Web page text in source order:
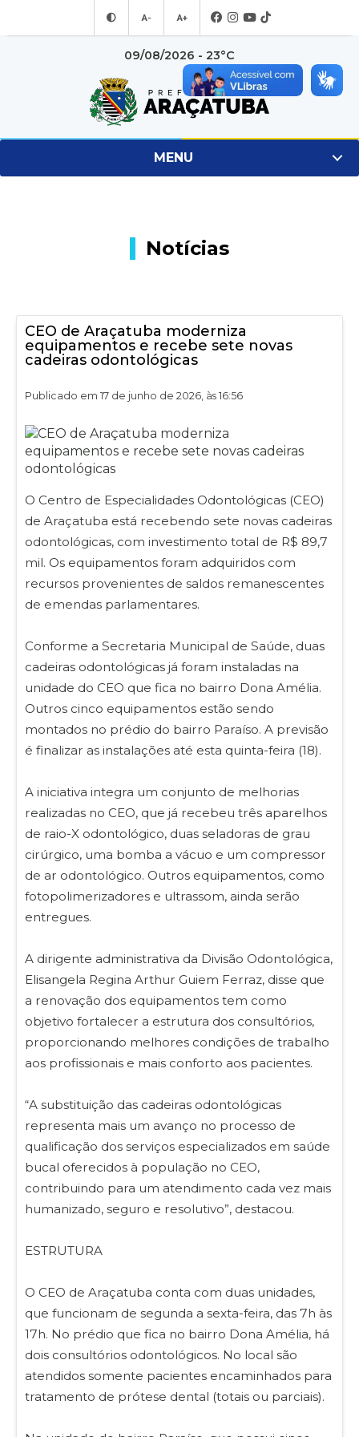
A- A+
09/08/2026 - 23°C
MENU
Notícias
CEO de Araçatuba moderniza
equipamentos e recebe sete novas
cadeiras odontológicas
Publicado em 17 de junho de 2026, às 16:56
O Centro de Especialidades Odontológicas (CEO)
de Araçatuba está recebendo sete novas cadeiras
odontológicas, com investimento total de R$ 89,7
mil. Os equipamentos foram adquiridos com
recursos provenientes de saldos remanescentes
de emendas parlamentares.
Conforme a Secretaria Municipal de Saúde, duas
cadeiras odontológicas já foram instaladas na
unidade do CEO que fica no bairro Dona Amélia.
Outros cinco equipamentos estão sendo
montados no prédio do bairro Paraíso. A previsão
é finalizar as instalações até esta quinta-feira (18).
A iniciativa integra um conjunto de melhorias
realizadas no CEO, que já recebeu três aparelhos
de raio-X odontológico, duas seladoras de grau
cirúrgico, uma bomba a vácuo e um compressor
de ar odontológico. Outros equipamentos, como
fotopolimerizadores e ultrassom, ainda serão
entregues.
A dirigente administrativa da Divisão Odontológica,
Elisangela Regina Arthur Guiem Ferraz, disse que
a renovação dos equipamentos tem como
objetivo fortalecer a estrutura dos consultórios,
proporcionando melhores condições de trabalho
aos profissionais e mais conforto aos pacientes.
“A substituição das cadeiras odontológicas
representa mais um avanço no processo de
qualificação dos serviços especializados em saúde
bucal oferecidos à população no CEO,
contribuindo para um atendimento cada vez mais
humanizado, seguro e resolutivo”, destacou.
ESTRUTURA
O CEO de Araçatuba conta com duas unidades,
que funcionam de segunda a sexta-feira, das 7h às
17h. No prédio que fica no bairro Dona Amélia, há
dois consultórios odontológicos. No local são
atendidos somente pacientes encaminhados para
tratamento de prótese dental (totais ou parciais).